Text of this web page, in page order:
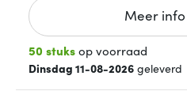
Meer info
50 stuksop voorraad
Dinsdag 11-08-2026 geleverd